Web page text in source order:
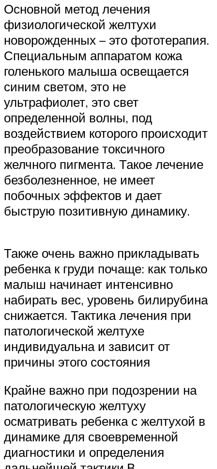
Основной метод лечения
физиологической желтухи
новорожденных – это фототерапия.
Специальным аппаратом кожа
голенького малыша освещается
синим светом, это не
ультрафиолет, это свет
определенной волны, под
воздействием которого происходит
преобразование токсичного
желчного пигмента. Такое лечение
безболезненное, не имеет
побочных эффектов и дает
быструю позитивную динамику.
Также очень важно прикладывать
ребенка к груди почаще: как только
малыш начинает интенсивно
набирать вес, уровень билирубина
снижается. Тактика лечения при
патологической желтухе
индивидуальна и зависит от
причины этого состояния
Крайне важно при подозрении на
патологическую желтуху
осматривать ребенка с желтухой в
динамике для своевременной
диагностики и определения